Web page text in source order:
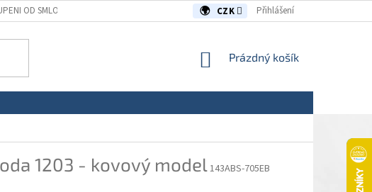
OD SMLOUVY/REKLAMACE CZK Přihlášení
NÁKUPNÍ
Prázdný košík
1203 - kovový model143ABS-705EB